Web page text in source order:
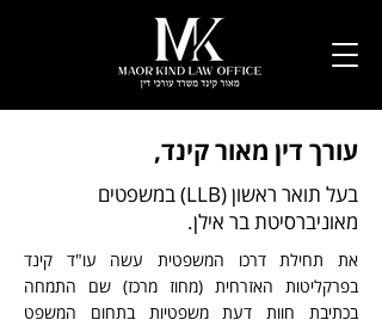
עורך דין מאור קינד,
בעל תואר ראשון (LLB) במשפטים
מאוניברסיטת בר אילן.
את תחילת דרכו המשפטית עשה עו"ד קינד
בפרקליטות האזרחית (מחוז מרכז) שם התמחה
בכתיבת חוות דעת משפטיות בתחום המשפט